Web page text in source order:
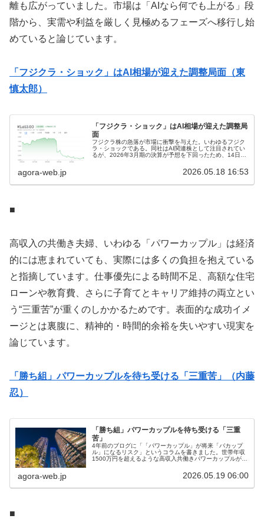
離も広がっていました。市場は「AIなら何でも上がる」段
階から、実需や利益を厳しく見極めるフェーズへ移行し始
めていると論じています。
「フジクラ・ショック」はAI相場が迎えた調整局面（東
慎太郎）
「フジクラ・ショック」はAI相場が迎えた調整局
面
フジクラ株の急落が市場に衝撃を与えた。いわゆるフジク
ラ・ショックである。同社はAI関連株として注目されてい
るが、2026年3月期の決算が予想を下回ったため、14日の
agora-web.jp 2026.05.18 16:53
■
高収入の共働き夫婦、いわゆる「パワーカップル」は経済
的には恵まれていても、実際には多くの負担を抱えている
と指摘しています。仕事優先による時間不足、高額な住宅
ローンや教育費、さらに子育てとキャリア維持の両立とい
う“三重苦”が重くのしかかるためです。表面的な成功イメ
ージとは裏腹に、精神的・時間的余裕を失いやすい現実を
論じています。
「勝ち組」パワーカップルを待ち受ける「三重苦」（内藤
忍）
「勝ち組」パワーカップルを待ち受ける「三重
苦」
4年前のブログに「「パワーカップル」が将来「バカップ
ル」になるリスク」というコラムを書きました。世帯年収
1500万円を超えるような高収入共働きパワーカップルがギ
agora-web.jp 2026.05.19 06:00
■